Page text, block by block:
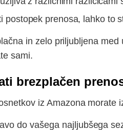
postopek prenosa, lahko to
in zelo priljubljena
sami.
brezplačen
iz Amazona morate
do vašega najljubšega